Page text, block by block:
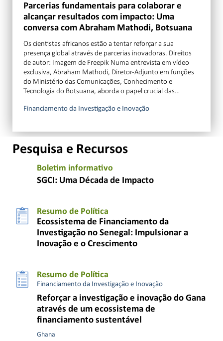
Parcerias fundamentais para colaborar e
alcançar resultados com impacto: Uma
conversa com Abraham Mathodi, Botsuana
Os cientistas africanos estão a tentar reforçar a sua
presença global através de parcerias inovadoras. Direitos
de autor: Imagem de Freepik Numa entrevista em vídeo
exclusiva, Abraham Mathodi, Diretor-Adjunto em funções
do Ministério das Comunicações, Conhecimento e
Tecnologia do Botsuana, aborda o papel crucial das…
Financiamento da Investigação e Inovação
Pesquisa e Recursos
Boletim informativo
SGCI: Uma Década de Impacto
Resumo de Política
Ecossistema de Financiamento da
Investigação no Senegal: Impulsionar a
Inovação e o Crescimento
Resumo de Política
Financiamento da Investigação e Inovação
Reforçar a investigação e inovação do Gana
através de um ecossistema de
financiamento sustentável
Ghana